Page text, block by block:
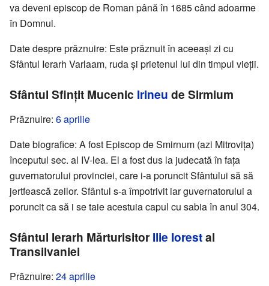
va deveni episcop de Roman până în 1685 când adoarme
în Domnul.
Date despre prăznuire: Este prăznuit în aceeași zi cu
Sfântul Ierarh Varlaam, ruda și prietenul lui din timpul vieții.
Sfântul Sfințit Mucenic Irineu de Sirmium
Prăznuire: 6 aprilie
Date biografice: A fost Episcop de Smirnum (azi Mitrovița)
începutul sec. al IV-lea. El a fost dus la judecată în fața
guvernatorului provinciei, care i-a poruncit Sfântului să să
jertfească zeilor. Sfântul s-a împotrivit iar guvernatorului a
poruncit ca să i se taie acestuia capul cu sabia în anul 304.
Sfântul Ierarh Mărturisitor Ilie Iorestal
Transilvaniei
Prăznuire: 24 aprilie